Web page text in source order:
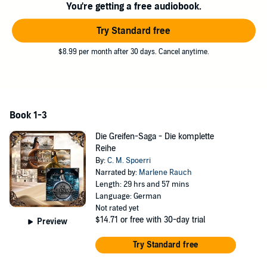
wiederfinden, der gerade selbst das Abenteuer seines Lebens
erfährt?
©2025 Sternensand Verlag (P)2025 Sternensand Verlag
You're getting a free audiobook.
Try Standard free
$8.99 per month after 30 days. Cancel anytime.
Book 1-3
Preview
Die Greifen-Saga - Die komplette
Reihe
By:C. M. Spoerri
Narrated by: Marlene Rauch
Length: 29 hrs and 57 mins
Language: German
Not rated yet
$14.71 or free with 30-day trial
Try Standard free